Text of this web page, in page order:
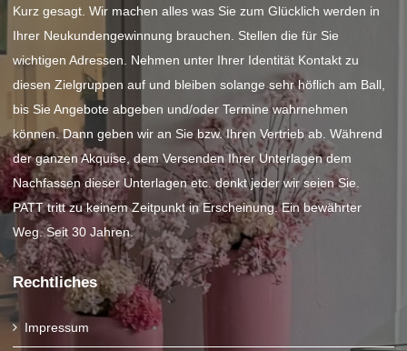
Kurz gesagt. Wir machen alles was Sie zum Glücklich werden in
Ihrer Neukundengewinnung brauchen. Stellen die für Sie
wichtigen Adressen. Nehmen unter Ihrer Identität Kontakt zu
diesen Zielgruppen auf und bleiben solange sehr höflich am Ball,
bis Sie Angebote abgeben und/oder Termine wahrnehmen
können. Dann geben wir an Sie bzw. Ihren Vertrieb ab. Während
der ganzen Akquise, dem Versenden Ihrer Unterlagen dem
Nachfassen dieser Unterlagen etc. denkt jeder wir seien Sie.
PATT tritt zu keinem Zeitpunkt in Erscheinung. Ein bewährter
Weg. Seit 30 Jahren.
Rechtliches
Impressum